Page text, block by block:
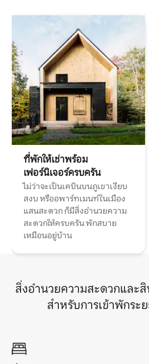
ที่พักให้เช่าพร้อม
เฟอร์นิเจอร์ครบครัน
ไม่ว่าจะเป็นเคบินบนภูเขาเงียบ
สงบ หรืออพาร์ทเมนท์ในเมือง
แสนสะดวก ก็มีสิ่งอำนวยความ
สะดวกให้ครบครัน พักสบาย
เหมือนอยู่บ้าน
สิ่งอำนวยความสะดวกและ
สำหรับการเข้าพักระ